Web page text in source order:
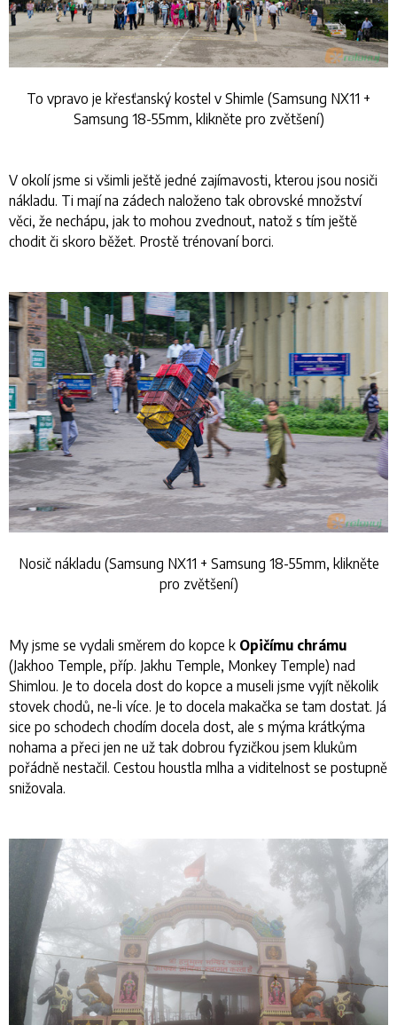
To vpravo je křesťanský kostel v Shimle (Samsung NX11 +
Samsung 18-55mm, klikněte pro zvětšení)
V okolí jsme si všimli ještě jedné zajímavosti, kterou jsou nosiči
nákladu. Ti mají na zádech naloženo tak obrovské množství
věci, že nechápu, jak to mohou zvednout, natož s tím ještě
chodit či skoro běžet. Prostě trénovaní borci.
Nosič nákladu (Samsung NX11 + Samsung 18-55mm, klikněte
pro zvětšení)
My jsme se vydali směrem do kopce k Opičímu chrámu
(Jakhoo Temple, příp. Jakhu Temple, Monkey Temple) nad
Shimlou. Je to docela dost do kopce a museli jsme vyjít několik
stovek chodů, ne-li více. Je to docela makačka se tam dostat. Já
sice po schodech chodím docela dost, ale s mýma krátkýma
nohama a přeci jen ne už tak dobrou fyzičkou jsem klukům
pořádně nestačil. Cestou houstla mlha a viditelnost se postupně
snižovala.